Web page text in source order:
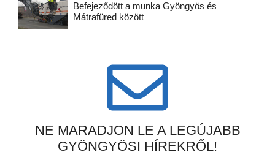
Befejeződött a munka Gyöngyös és
Mátrafüred között
NE MARADJON LE A LEGÚJABB
GYÖNGYÖSI HÍREKRŐL!